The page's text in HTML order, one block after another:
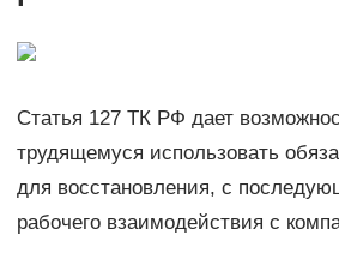
Статья 127 ТК РФ дает
трудящемуся использовать
для восстановления, с
рабочего взаимодействия с